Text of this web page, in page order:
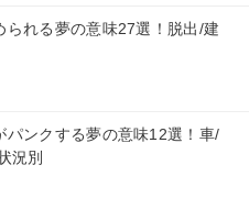
られる夢の意味27選！脱出/建
パンクする夢の意味12選！車/
況別